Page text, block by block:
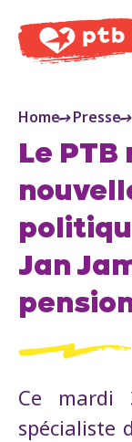
Home Presse
Le
Jan
Ce mardi
spécialiste